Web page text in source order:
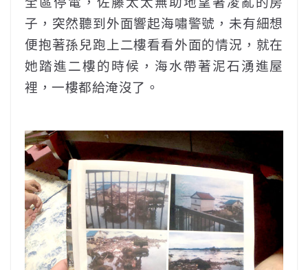
子，突然聽到外面響起海嘯警號，未有細想
便抱著孫兒跑上二樓看看外面的情況，就在
她踏進二樓的時候，海水帶著泥石湧進屋
裡，一樓都給淹沒了。